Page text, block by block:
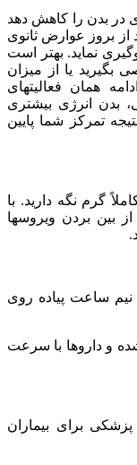
در بدن را کاهش دهد
از بروز عوارض ثانوی
نماید. بهتر است
یا از میزان
همان فعالیتهای
بدن انرژی بیشتری
تمرکز شما پایین
گرم نگه دارید. با
بین بردن ویروسها
ساعت پیاده روی
و داروها با سرعت
برای بیماران